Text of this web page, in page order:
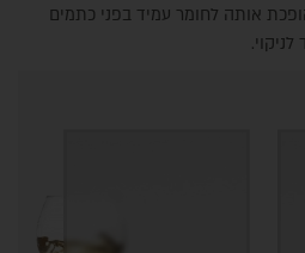
אותה לחומר עמיד בפני כתמים